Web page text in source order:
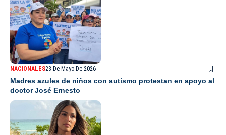
NACIONALES23 De Mayo De 2026
Madres azules de niños con autismo protestan en apoyo al
doctor José Ernesto